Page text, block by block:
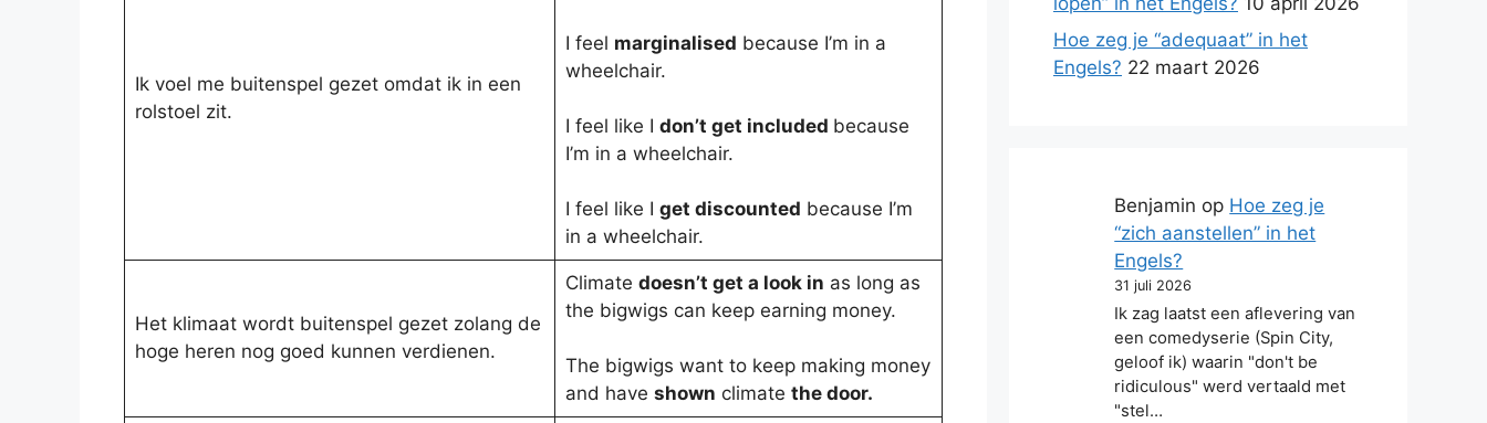
Ik voel me buitenspel gezet omdat ik in een
rolstoel zit.
I feel marginalised because I’m in a
wheelchair.
I feel like I don’t get included because
I’m in a wheelchair.
I feel like I get discounted because I’m
in a wheelchair.
Het klimaat wordt buitenspel gezet zolang de
hoge heren nog goed kunnen verdienen.
Climate doesn’t get a look in as long as
the bigwigs can keep earning money.
The bigwigs want to keep making money
and have shown climate the door.
Hoe zeg je “adequaat” in het
Engels? 22 maart 2026
Benjamin op Hoe zeg je
“zich aanstellen” in het
Engels?
31 juli 2026
Ik zag laatst een aflevering van
een comedyserie (Spin City,
geloof ik) waarin "don't be
ridiculous" werd vertaald met
"stel…